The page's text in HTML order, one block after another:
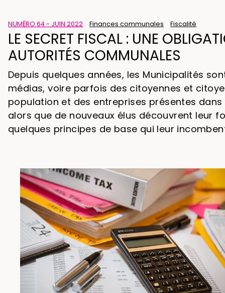
NUMÉRO 64 - JUIN 2022 Finances communales Fiscalité
LE SECRET FISCAL : UNE
AUTORITÉS COMMUNALES
Depuis quelques années, les Municipalités
médias, voire parfois des citoyennes et
population et des entreprises présentes
alors que de nouveaux élus découvrent leur
quelques principes de base qui leur